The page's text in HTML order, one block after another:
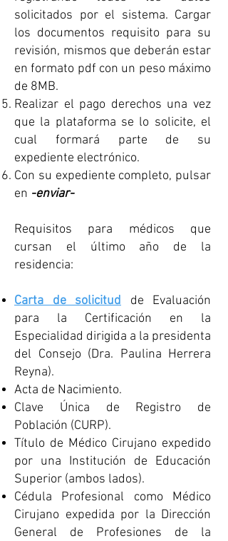
solicitados por el sistema. Cargar
los documentos requisito para su
revisión, mismos que deberán estar
en formato pdf con un peso máximo
de 8MB.
Realizar el pago derechos una vez
que la plataforma se lo solicite, el
cual formará parte de su
expediente electrónico.
Con su expediente completo, pulsar
en -enviar-
Requisitos para médicos que
cursan el último año de la
residencia:
Carta de solicitud de Evaluación
para la Certificación en la
Especialidad dirigida a la presidenta
del Consejo (Dra. Paulina Herrera
Reyna).
Acta de Nacimiento.
Clave Única de Registro de
Población (CURP).
Título de Médico Cirujano expedido
por una Institución de Educación
Superior (ambos lados).
Cédula Profesional como Médico
Cirujano expedida por la Dirección
General de Profesiones de la